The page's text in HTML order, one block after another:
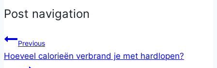
Post navigation
Previous
Hoeveel calorieën verbrand je met hardlopen?